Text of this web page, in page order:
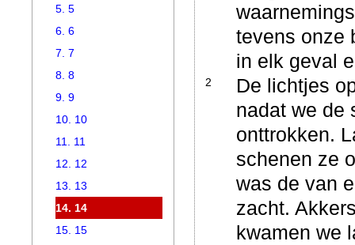
tevens onze
in elk geval
2
De lichtjes
nadat we de
onttrokken.
schenen ze
was de van
zacht.
kwamen we
5. 5
6. 6
7. 7
8. 8
9. 9
10. 10
11. 11
12. 12
13. 13
14. 14
15. 15